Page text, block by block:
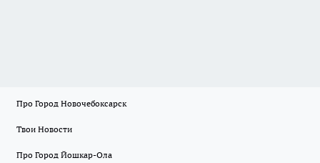
Про Город Новочебоксарск
Твои Новости
Про Город Йошкар-Ола